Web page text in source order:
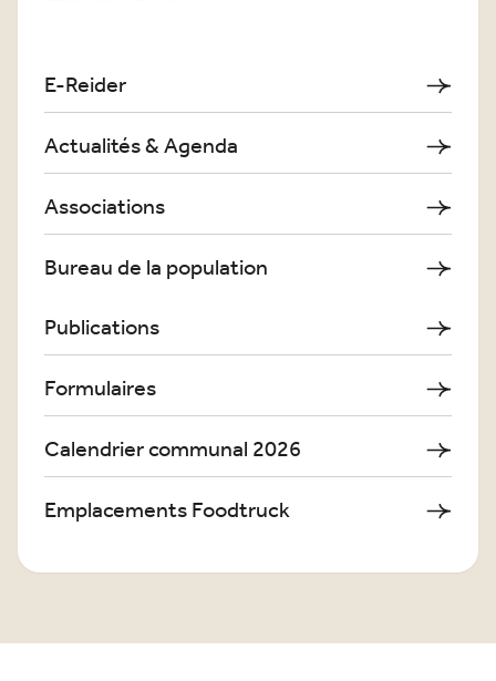
E-Reider
Actualités & Agenda
Associations
Bureau de la population
Publications
Formulaires
Calendrier communal 2026
Emplacements Foodtruck